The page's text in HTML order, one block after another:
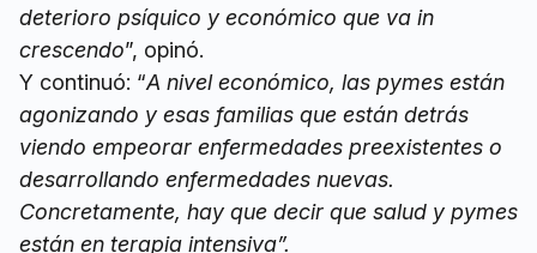
deterioro psíquico y económico que va in
crescendo”, opinó.
Y continuó: “A nivel económico, las pymes están
agonizando y esas familias que están detrás
viendo empeorar enfermedades preexistentes o
desarrollando enfermedades nuevas.
Concretamente, hay que decir que salud y pymes
están en terapia intensiva”.